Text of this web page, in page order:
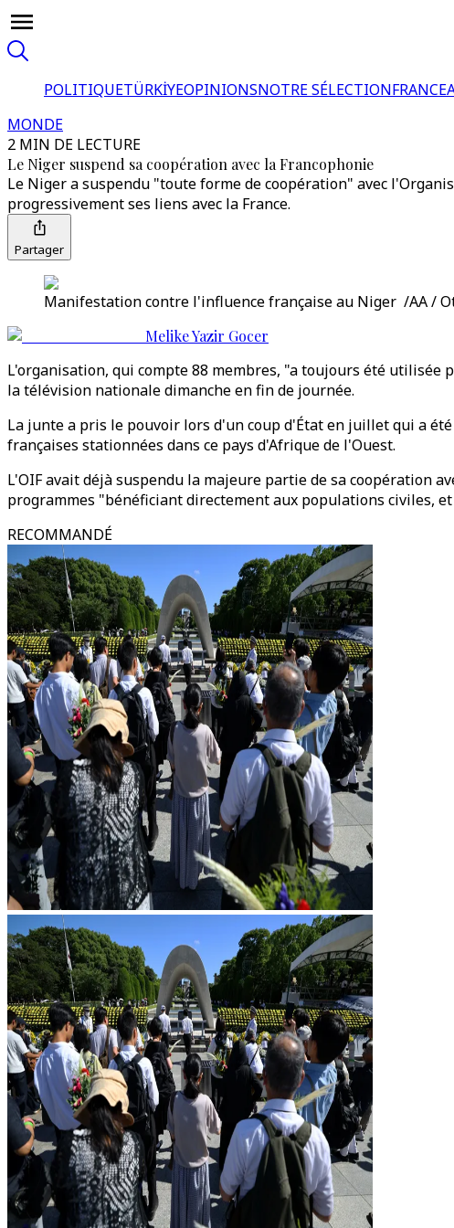
POLITIQUETÜRKİYEOPINIONSNOTRE SÉLECTIONFRANCE
MONDE
2 MIN DE LECTURE
Le Niger suspend sa coopération avec la Francophonie
Le Niger a suspendu "toute forme de coopération" avec
progressivement ses liens avec la France.
Partager
Manifestation contre l'influence française au Niger /AA /
Melike Yazir Gocer
L'organisation, qui compte 88 membres, "a toujours été
la télévision nationale dimanche en fin de journée.
La junte a pris le pouvoir lors d'un coup d'État en juillet qui a
françaises stationnées dans ce pays d'Afrique de l'Ouest.
L'OIF avait déjà suspendu la majeure partie de sa coopération
programmes "bénéficiant directement aux populations civiles,
RECOMMANDÉ